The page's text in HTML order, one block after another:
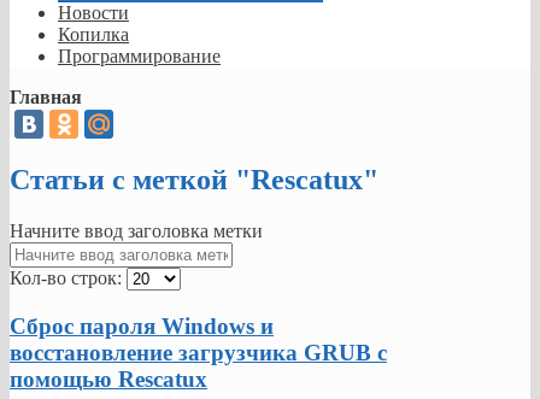
Новости
Копилка
Программирование
Главная
Статьи с меткой "Rescatux"
Начните ввод заголовка метки
Кол-во строк:
Сброс пароля Windows и
восстановление загрузчика GRUB с
помощью Rescatux